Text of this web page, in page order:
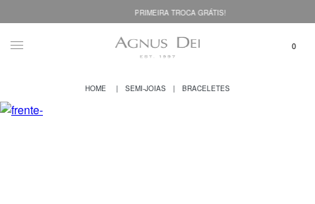
PRIMEIRA TROCA GRÁTIS!
SEMI-JOIAS BRACELETES